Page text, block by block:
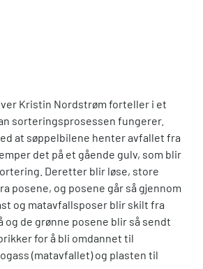
Kristin Nordstrøm forteller i et
sorteringsprosessen fungerer.
at søppelbilene henter avfallet fra
det på et gående gulv, som blir
Deretter blir løse, store
posene, og posene går så gjennom
og matavfallsposer blir skilt fra
og de grønne posene blir så sendt
for å bli omdannet til
(matavfallet) og plasten til